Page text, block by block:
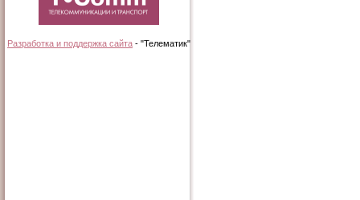
Разработка и поддержка сайта - "Телематик"